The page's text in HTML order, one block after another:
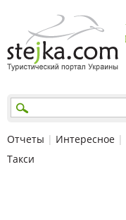
Отчеты | Интересное |
Такси